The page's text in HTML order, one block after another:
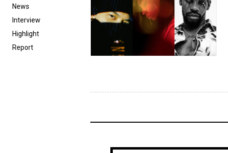
News
Interview
Highlight
Report